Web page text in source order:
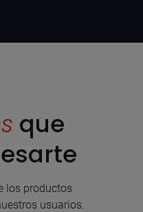
que
los productos
usuarios.